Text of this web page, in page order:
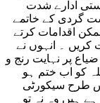
ادارے شدت
گردی کے خاتمے
اقدامات کرتے
۔ انہوں نے
جانوں کے ضیاع پر نہایت رنج و
کو اب ختم ہو
طرح سیکورٹی
ہیں وہ نہ تو